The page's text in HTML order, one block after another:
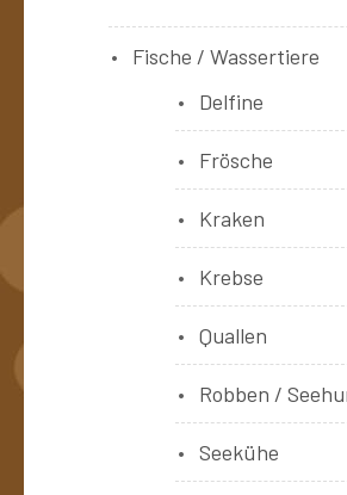
Fische / Wassertiere
Delfine
Frösche
Kraken
Krebse
Quallen
Robben /
Seekühe